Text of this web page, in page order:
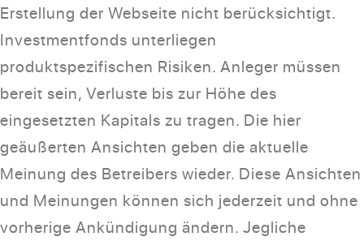
Erstellung der Webseite nicht berücksichtigt.
Investmentfonds unterliegen
produktspezifischen Risiken. Anleger müssen
bereit sein, Verluste bis zur Höhe des
eingesetzten Kapitals zu tragen. Die hier
geäußerten Ansichten geben die aktuelle
Meinung des Betreibers wieder. Diese Ansichten
und Meinungen können sich jederzeit und ohne
vorherige Ankündigung ändern. Jegliche